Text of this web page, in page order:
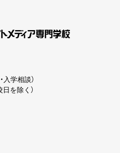
入学相談）
を除く）